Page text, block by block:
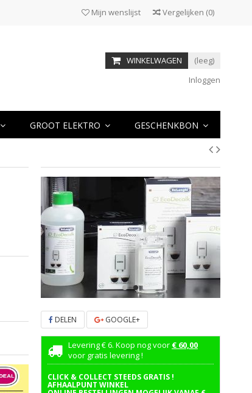
Vergelijken (0)
Mijn wenslijst
WINKELWAGEN
(leeg)
Inloggen
GROOT ELEKTRO GESCHENKBON
DELEN GOOGLE+
Levering € 6. Koop nog voor € 60,00
voor gratis levering !
CLICK & COLLECT STEEDS GRATIS !
AFHAALPUNT WINKEL